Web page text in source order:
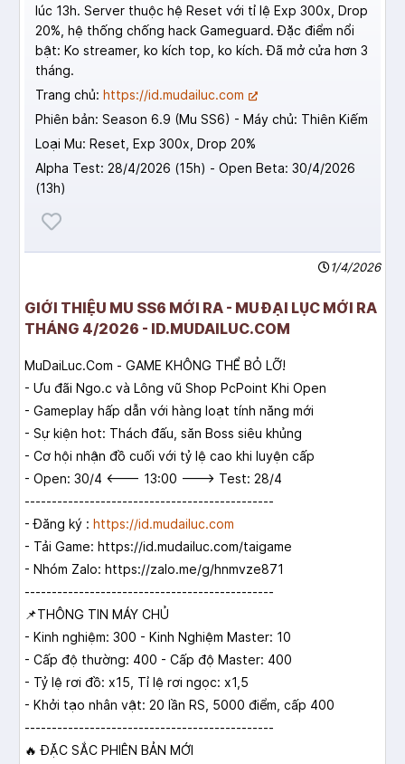
lúc 13h. Server thuộc hệ Reset với tỉ lệ Exp 300x, Drop
20%, hệ thống chống hack Gameguard. Đặc điểm nổi
bật: Ko streamer, ko kích top, ko kích. Đã mở cửa hơn 3
tháng.
Trang chủ: https://id.mudailuc.com
Phiên bản: Season 6.9 (Mu SS6) - Máy chủ: Thiên Kiếm
Loại Mu: Reset, Exp 300x, Drop 20%
Alpha Test: 28/4/2026 (15h) - Open Beta: 30/4/2026
(13h)
1/4/2026
GIỚI THIỆU MU SS6 MỚI RA - MU ĐẠI LỤC MỚI RA
THÁNG 4/2026 - ID.MUDAILUC.COM
MuDaiLuc.Com - GAME KHÔNG THỂ BỎ LỠ!
- Ưu đãi Ngo.c và Lông vũ Shop PcPoint Khi Open
- Gameplay hấp dẫn với hàng loạt tính năng mới
- Sự kiện hot: Thách đấu, săn Boss siêu khủng
- Cơ hội nhận đồ cuối với tỷ lệ cao khi luyện cấp
- Open: 30/4 <--- 13:00 ---> Test: 28/4
----------------------------------------------
- Đăng ký : https://id.mudailuc.com
- Tải Game: https://id.mudailuc.com/taigame
- Nhóm Zalo: https://zalo.me/g/hnmvze871
----------------------------------------------
📌THÔNG TIN MÁY CHỦ
- Kinh nghiệm: 300 - Kinh Nghiệm Master: 10
- Cấp độ thường: 400 - Cấp độ Master: 400
- Tỷ lệ rơi đồ: x15, Tỉ lệ rơi ngọc: x1,5
- Khởi tạo nhân vật: 20 lần RS, 5000 điểm, cấp 400
----------------------------------------------
🔥 ĐẶC SẮC PHIÊN BẢN MỚI